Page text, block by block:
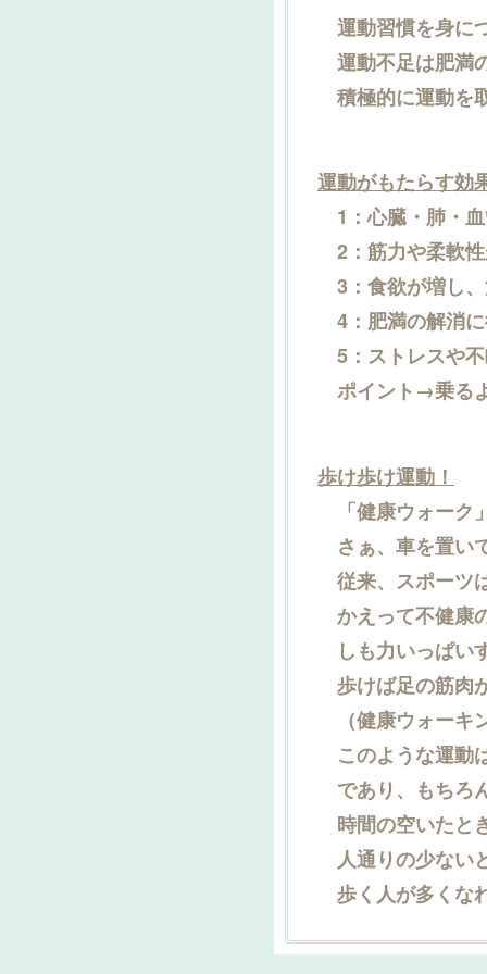
運動習慣を身に
運動不足は肥満
積極的に運動を
運動がもたらす効
1：心臓・肺・
2：筋力や柔軟
3：食欲が増し
4：肥満の解消
5：ストレスや
ポイント→乗る
歩け歩け運動！
「健康ウォーク
さぁ、車を置い
従来、スポーツ
かえって不健康
しも力いっぱい
歩けば足の筋肉
（健康ウォーキ
このような運動
であり、もちろ
時間の空いたと
人通りの少ない
歩く人が多くな